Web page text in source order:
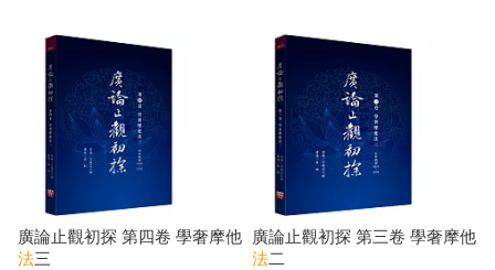
濱中明(3) 片野愉香(3)
王崇禮(3)
王貴國等（主編）(3)
方言文化(8)
春風文藝出版社(8)
浙江少年兒童出版社(8)
現代出版社(8)
廣論止觀初探 第四卷 學奢摩他
法三
廣論止觀初探 第三卷 學奢摩他
法二